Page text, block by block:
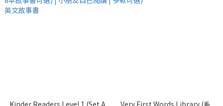
Kinder Readers Level 1 (Set A
Very First Words Library (系